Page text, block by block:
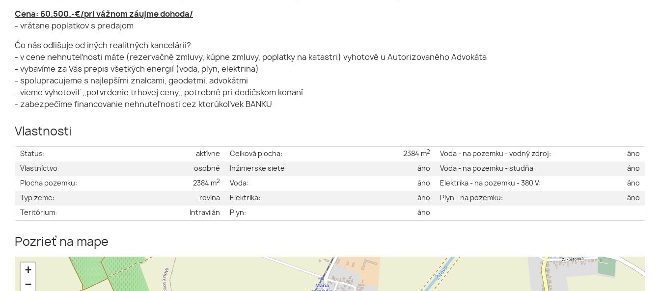
Cena: 60.500.-€/pri vážnom záujme dohoda/
- vrátane poplatkov s predajom
Čo nás odlišuje od iných realitných kancelárii?
- v cene nehnuteľnosti máte (rezervačné zmluvy, kúpne zmluvy, poplatky na katastri) vyhotové u Autorizovaného Advokáta
- vybavíme za Vás prepis všetkých energií (voda, plyn, elektrina)
- spolupracujeme s najlepšími znalcami, geodetmi, advokátmi
- vieme vyhotoviť ,,potvrdenie trhovej ceny,, potrebné pri dedičskom konaní
- zabezpečíme financovanie nehnuteľnosti cez ktorúkoľvek BANKU
Vlastnosti
Status:
aktívne
Vlastníctvo:
osobné
Plocha pozemku:
2384 m2
Typ zeme:
rovina
Teritórium:
Intravilán
Celková plocha: 2384 m2
Inžinierske siete:
áno
Voda:
áno
Elektrika:
áno
Plyn:
áno
Voda - na pozemku - vodný zdroj:
áno
Voda - na pozemku - studňa:
áno
Elektrika - na pozemku - 380 V:
áno
Plyn - na pozemku:
áno
Pozrieť na mape
+
−